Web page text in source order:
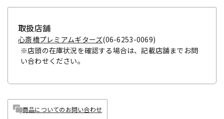
取扱店舗
心斎橋プレミアムギターズ(06-6253-0069)
※店頭の在庫状況を確認する場合は、記載店舗までお問
い合わせください。
商品についてのお問い合わせ